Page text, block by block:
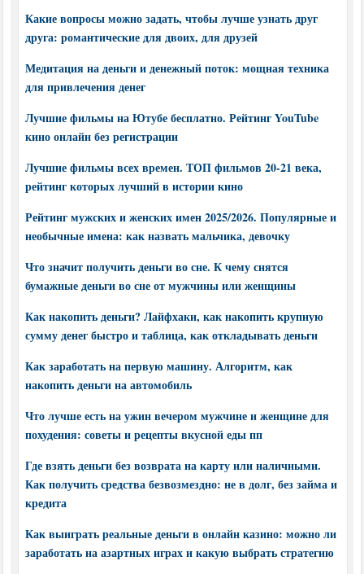
Какие вопросы можно задать, чтобы лучше узнать друг
друга: романтические для двоих, для друзей
Медитация на деньги и денежный поток: мощная техника
для привлечения денег
Лучшие фильмы на Ютубе бесплатно. Рейтинг YouTube
кино онлайн без регистрации
Лучшие фильмы всех времен. ТОП фильмов 20-21 века,
рейтинг которых лучший в истории кино
Рейтинг мужских и женских имен 2025/2026. Популярные и
необычные имена: как назвать мальчика, девочку
Что значит получить деньги во сне. К чему снятся
бумажные деньги во сне от мужчины или женщины
Как накопить деньги? Лайфхаки, как накопить крупную
сумму денег быстро и таблица, как откладывать деньги
Как заработать на первую машину. Алгоритм, как
накопить деньги на автомобиль
Что лучше есть на ужин вечером мужчине и женщине для
похудения: советы и рецепты вкусной еды пп
Где взять деньги без возврата на карту или наличными.
Как получить средства безвозмездно: не в долг, без займа и
кредита
Как выиграть реальные деньги в онлайн казино: можно ли
заработать на азартных играх и какую выбрать стратегию